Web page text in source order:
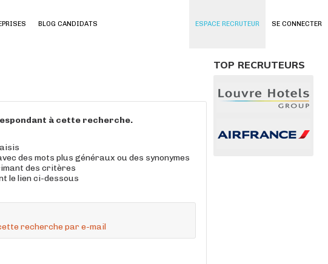
SE CONNECTER
BLOG CANDIDATS ESPACE RECRUTEUR
à cette recherche.
des mots plus généraux ou des synonymes
des critères
le lien ci-dessous
recherche par e-mail
TOP RECRUTEURS